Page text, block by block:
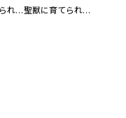
聖獣に育てられた少年の異世界ゆるり放浪記～神様からもらったチート魔法で、仲間たちとスローライフを満喫中～ 聖獣に育てられた少年の異世界ゆるり放浪記～神様からもらったチート魔法で、仲間たちとスローライフを満喫中～【分冊版】